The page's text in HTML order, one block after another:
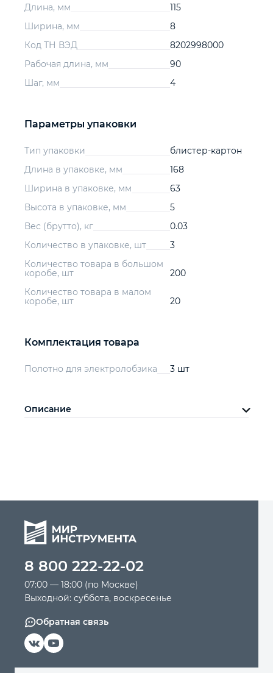
Длина, мм
115
Ширина, мм
8
Код ТН ВЭД
8202998000
Рабочая длина, мм
90
Шаг, мм
4
Параметры упаковки
Тип упаковки
блистер-картон
Длина в упаковке, мм
168
Ширина в упаковке, мм
63
Высота в упаковке, мм
5
Вес (брутто), кг
0.03
Количество в упаковке, шт
3
Количество товара в большом
коробе, шт
200
Количество товара в малом
коробе, шт
20
Комплектация товара
Полотно для электролобзика 3 шт
Описание
8 800 222-22-02
07:00 — 18:00 (по Москве)
Выходной: суббота, воскресенье
Обратная связь